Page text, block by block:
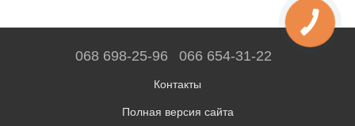
068 698-25-96 066 654-31-22
Контакты
Полная версия сайта